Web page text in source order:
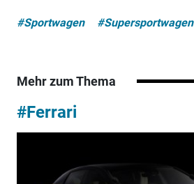
#Sportwagen #Supersportwagen
Mehr zum Thema
#Ferrari